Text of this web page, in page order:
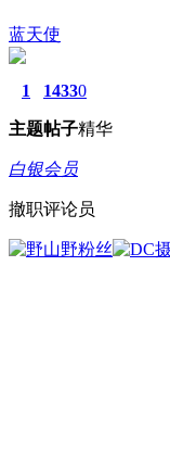
蓝天使
1
主题
1433
帖子
0
精华
白银会员
撤职评论员